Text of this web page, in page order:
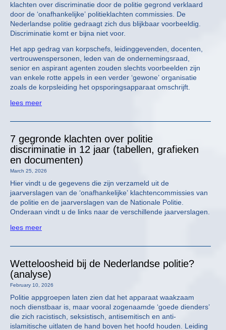
klachten over discriminatie door de politie gegrond verklaard
door de ‘onafhankelijke’ politieklachten commissies. De
Nederlandse politie gedraagt zich dus blijkbaar voorbeeldig.
Discriminatie komt er bijna niet voor.
Het app gedrag van korpschefs, leidinggevenden, docenten,
vertrouwenspersonen, leden van de ondernemingsraad,
senior en aspirant agenten zouden slechts voorbeelden zijn
van enkele rotte appels in een verder ‘gewone’ organisatie
zoals de korpsleiding het opsporingsapparaat omschrijft.
lees meer
7 gegronde klachten over politie
discriminatie in 12 jaar (tabellen, grafieken
en documenten)
March 25, 2026
Hier vindt u de gegevens die zijn verzameld uit de
jaarverslagen van de ‘onafhankelijke’ klachtencommissies van
de politie en de jaarverslagen van de Nationale Politie.
Onderaan vindt u de links naar de verschillende jaarverslagen.
lees meer
Wetteloosheid bij de Nederlandse politie?
(analyse)
February 10, 2026
Politie appgroepen laten zien dat het apparaat waakzaam
noch dienstbaar is, maar vooral zogenaamde ‘goede dienders’
die zich racistisch, seksistisch, antisemitisch en anti-
islamitische uitlaten de hand boven het hoofd houden. Leiding